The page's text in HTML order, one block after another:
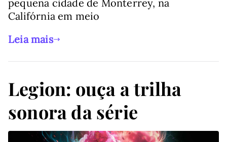
pequena cidade de Monterrey, na
Califórnia em meio
Leia mais
Legion: ouça a trilha
sonora da série